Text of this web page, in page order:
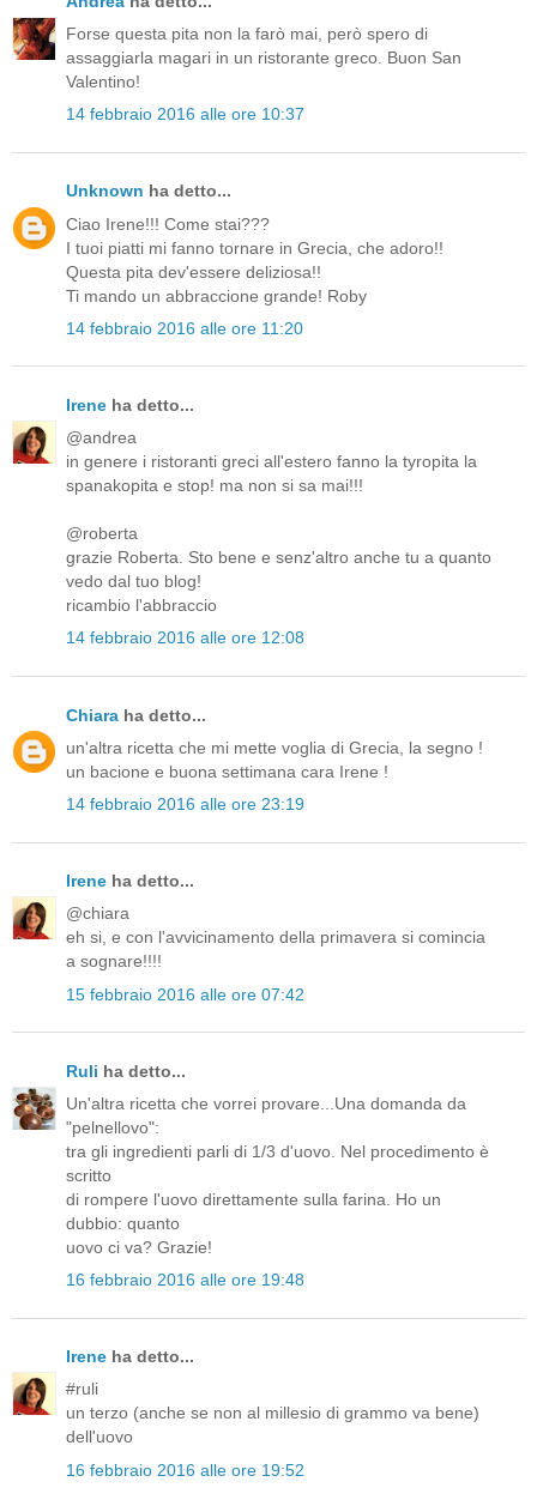
Forse questa pita non la farò mai, però spero di
assaggiarla magari in un ristorante greco. Buon San
Valentino!
14 febbraio 2016 alle ore 10:37
Unknown ha detto...
Ciao Irene!!! Come stai???
I tuoi piatti mi fanno tornare in Grecia, che adoro!!
Questa pita dev'essere deliziosa!!
Ti mando un abbraccione grande! Roby
14 febbraio 2016 alle ore 11:20
Irene ha detto...
@andrea
in genere i ristoranti greci all'estero fanno la tyropita la
spanakopita e stop! ma non si sa mai!!!
@roberta
grazie Roberta. Sto bene e senz'altro anche tu a quanto
vedo dal tuo blog!
ricambio l'abbraccio
14 febbraio 2016 alle ore 12:08
Chiara ha detto...
un'altra ricetta che mi mette voglia di Grecia, la segno !
un bacione e buona settimana cara Irene !
14 febbraio 2016 alle ore 23:19
Irene ha detto...
@chiara
eh si, e con l'avvicinamento della primavera si comincia
a sognare!!!!
15 febbraio 2016 alle ore 07:42
Ruli ha detto...
Un'altra ricetta che vorrei provare...Una domanda da
"pelnellovo":
tra gli ingredienti parli di 1/3 d'uovo. Nel procedimento è
scritto
di rompere l'uovo direttamente sulla farina. Ho un
dubbio: quanto
uovo ci va? Grazie!
16 febbraio 2016 alle ore 19:48
Irene ha detto...
#ruli
un terzo (anche se non al millesio di grammo va bene)
dell'uovo
16 febbraio 2016 alle ore 19:52